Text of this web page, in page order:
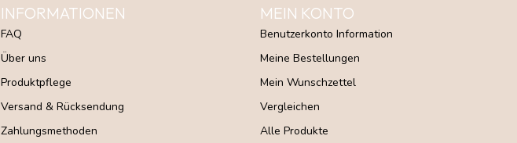
INFORMATIONEN
FAQ
Über uns
Produktpflege
Versand & Rücksendung
Zahlungsmethoden
MEIN KONTO
Benutzerkonto Information
Meine Bestellungen
Mein Wunschzettel
Vergleichen
Alle Produkte